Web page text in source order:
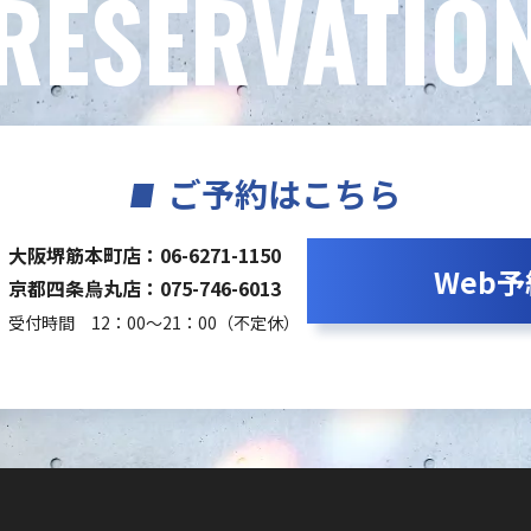
ご予約はこちら
大阪堺筋本町店：06-6271-1150
京都四条烏丸店：075-746-6013
受付時間 12：00～21：00（不定休）
Web